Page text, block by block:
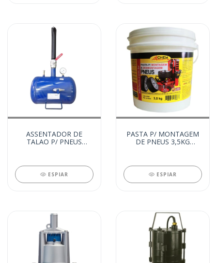
ASSENTADOR DE
TALAO P/ PNEUS
ESPIAR
PASTA P/ MONTAGEM
DE PNEUS 3,5KG
ESPIAR